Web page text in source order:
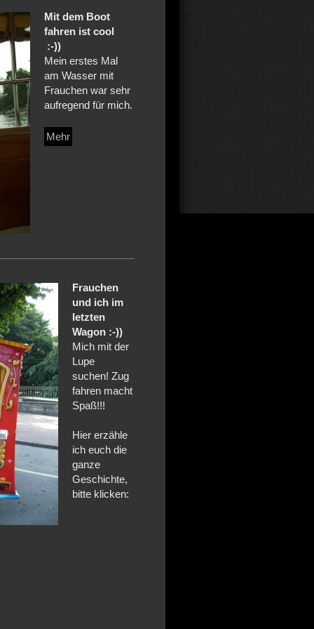
Mit dem Boot
fahren ist cool
:-))
Mein erstes Mal
am Wasser mit
Frauchen war sehr
aufregend für mich.
Mehr
Frauchen
und ich im
letzten
Wagon :-))
Mich mit der
Lupe
suchen! Zug
fahren macht
Spaß!!!
Hier erzähle
ich euch die
ganze
Geschichte,
bitte klicken: